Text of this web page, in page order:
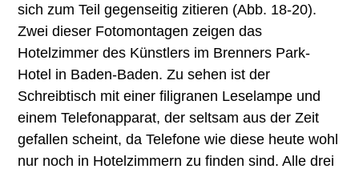
sich zum Teil gegenseitig zitieren (Abb. 18-20).
Zwei dieser Fotomontagen zeigen das
Hotelzimmer des Künstlers im Brenners Park-
Hotel in Baden-Baden. Zu sehen ist der
Schreibtisch mit einer filigranen Leselampe und
einem Telefonapparat, der seltsam aus der Zeit
gefallen scheint, da Telefone wie diese heute wohl
nur noch in Hotelzimmern zu finden sind. Alle drei